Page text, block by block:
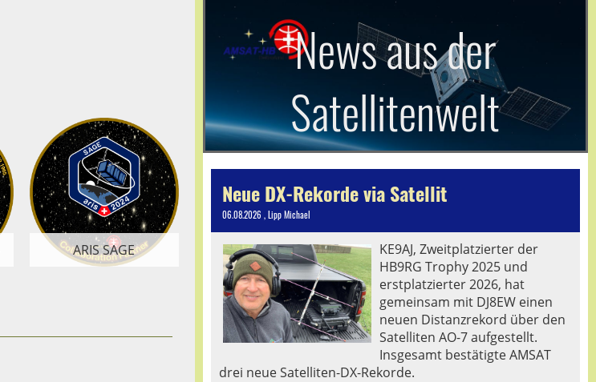
ARIS SAGE
News aus der
Satellitenwelt
Neue DX-Rekorde via Satellit
06.08.2026 , Lipp Michael
KE9AJ, Zweitplatzierter der
HB9RG Trophy 2025 und
erstplatzierter 2026, hat
gemeinsam mit DJ8EW einen
neuen Distanzrekord über den
Satelliten AO-7 aufgestellt.
Insgesamt bestätigte AMSAT
drei neue Satelliten-DX-Rekorde.